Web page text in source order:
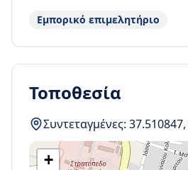
Εμπορικό επιμελητήριο
Τοποθεσία
Συντεταγμένες: 37.510847,
+